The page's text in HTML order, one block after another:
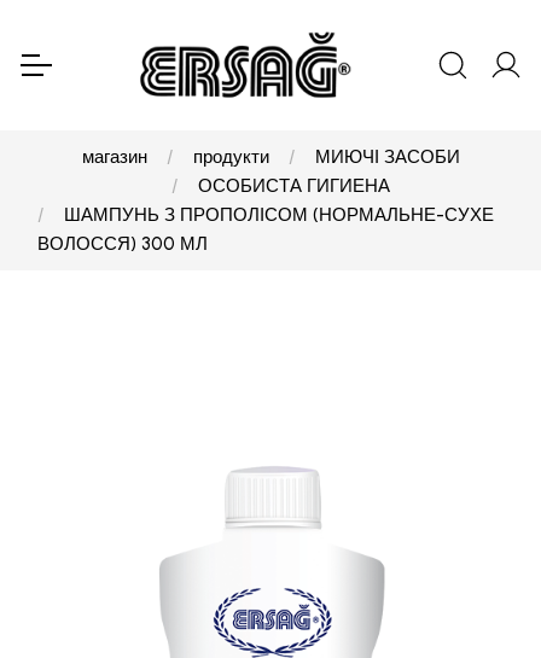
магазин продукти
МИЮЧІ ЗАСОБИ
ОСОБИСТА ГИГИЕНА
ШАМПУНЬ З ПРОПОЛІСОМ (НОРМАЛЬНЕ-СУХЕ
ВОЛОССЯ) 300 МЛ